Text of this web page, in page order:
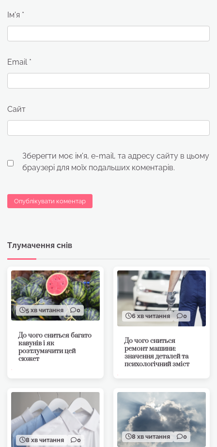
Ім'я *
Email *
Сайт
Зберегти моє ім'я, e-mail, та адресу сайту в цьому
браузері для моїх подальших коментарів.
Тлумачення снів
5 хв читання 0
До чого сниться багато
кавунів і як
розтлумачити цей
сюжет
6 хв читання 0
До чого сниться
ремонт машини:
значення деталей та
психологічний зміст
8 хв читання 0 8 хв читання 0